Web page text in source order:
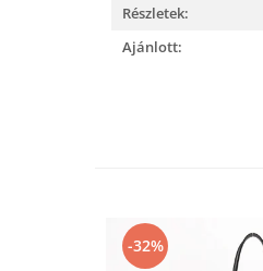
Részletek:
Ajánlott:
-32%